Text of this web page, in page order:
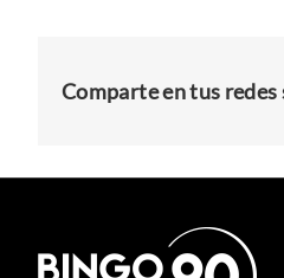
Comparte en tus redes